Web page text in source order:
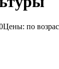
Цены: по